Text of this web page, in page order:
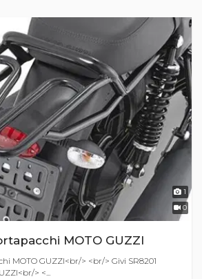
1
0
MOTO GUZZI
MOTO GUZZI<br/> <br/> Givi SR8201
> <...